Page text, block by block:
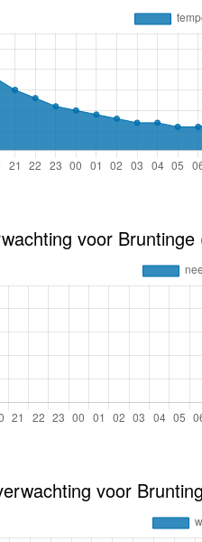
voor Bruntinge
voor